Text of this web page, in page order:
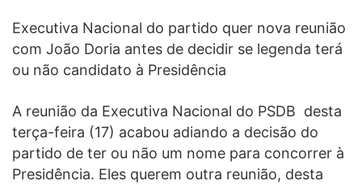
Executiva Nacional do partido quer nova reunião
com João Doria antes de decidir se legenda terá
ou não candidato à Presidência
A reunião da Executiva Nacional do PSDB desta
terça-feira (17) acabou adiando a decisão do
partido de ter ou não um nome para concorrer à
Presidência. Eles querem outra reunião, desta